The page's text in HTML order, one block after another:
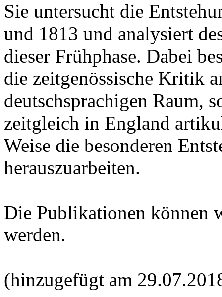
Sie untersucht die
und 1813 und analysiert
dieser Frühphase. Dabei
die zeitgenössische Kritik
deutschsprachigen Raum,
zeitgleich in England
Weise die besonderen
herauszuarbeiten.
Die Publikationen können
werden.
(hinzugefügt am